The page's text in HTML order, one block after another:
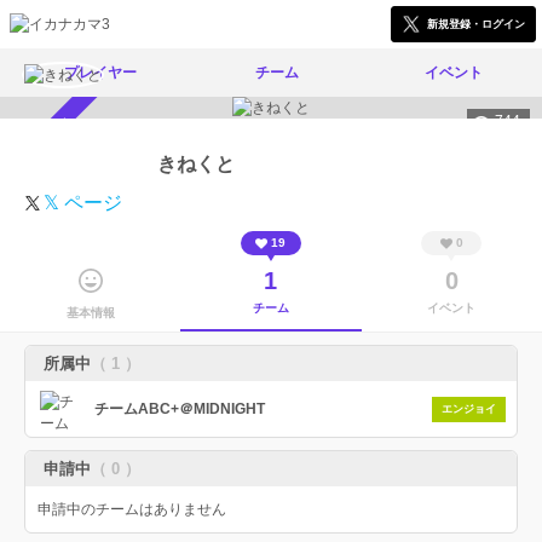
新規登録・ログイン
プレイヤー チーム イベント
744
きねくと
𝕏 ページ
基本情報
19
1
チーム
0
0
イベント
所属中 （ 1 ）
チームABC+＠MIDNIGHT エンジョイ
申請中 （ 0 ）
申請中のチームはありません